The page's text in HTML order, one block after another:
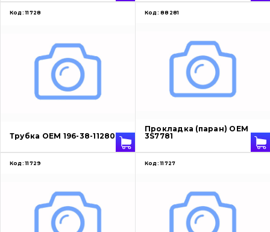
Код: 11728
Трубка OEM 196-38-11280
Код: 88281
Прокладка (паран) OEM
3S7781
Код: 11729 Код: 11727